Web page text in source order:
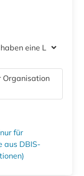
eine Lizenz
Organisation
für
aus DBIS-